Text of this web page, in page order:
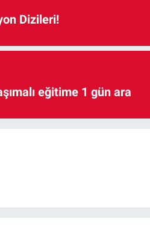
Dizileri!
eğitime 1 gün ara